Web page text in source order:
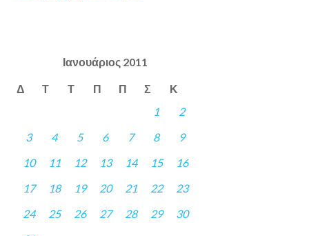
Ιανουάριος 2011
Δ Τ Τ Π Π Σ Κ
1
2
3
4 5 6 7 8
9
10
11 12 13 14 15
16
17
18 19 20 21 22
23
24
25 26 27 28 29
30